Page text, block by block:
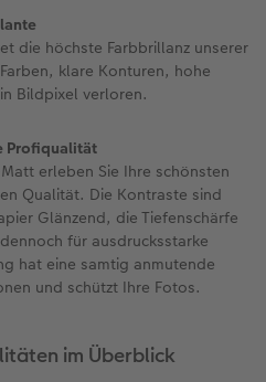
die höchste Farbbrillanz unserer
klare Konturen, hohe
Bildpixel verloren.
Profiqualität
erleben Sie Ihre schönsten
Qualität. Die Kontraste sind
Glänzend, die Tiefenschärfe
für ausdrucksstarke
hat eine samtig anmutende
und schützt Ihre Fotos.
im Überblick